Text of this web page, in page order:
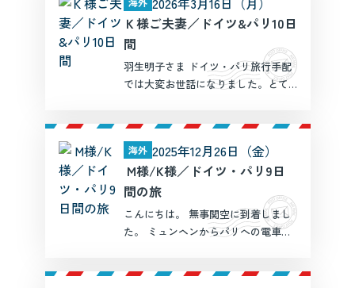
かげで、私たちにとって一生忘れら
れないハネムーンとなりまし […]
Ｋ様ご夫妻／ドイツ&パリ10日
間
羽生明子さま ドイツ・パリ旅行手配
では大変お世話になりました。とて
らプロ目線でのご提案をいただき安
心して計画・準備できまし […]
海外 2025年12月26日（金）
M様/K様／ドイツ・パリ9日
間の旅
こんにちは。 無事関空に到着しまし
た。 ミュンヘンからパリへの電車や